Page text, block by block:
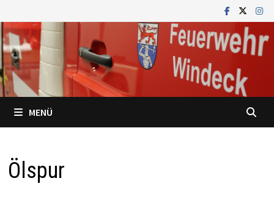
Inhalt
springen
MENÜ
Ölspur